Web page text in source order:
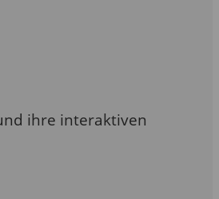
ihre interaktiven